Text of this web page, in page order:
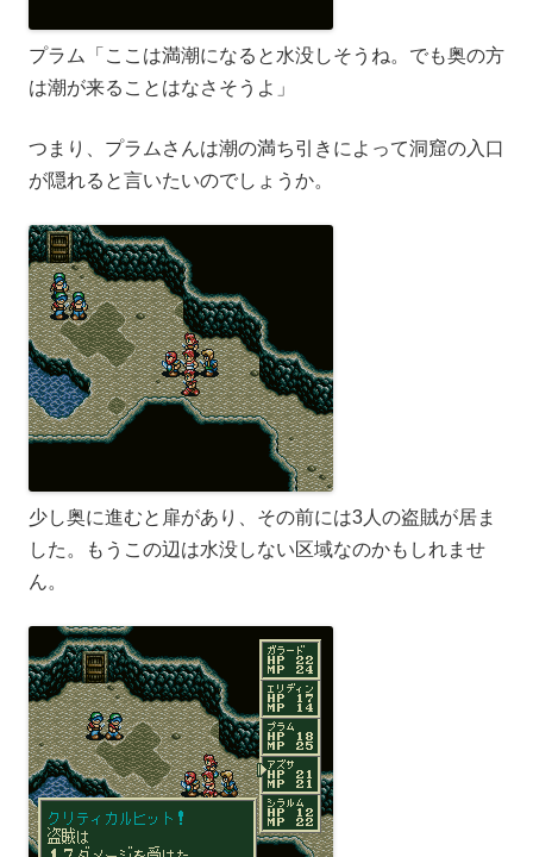
プラム「ここは満潮になると水没しそうね。でも奥の方
は潮が来ることはなさそうよ」
つまり、プラムさんは潮の満ち引きによって洞窟の入口
が隠れると言いたいのでしょうか。
少し奥に進むと扉があり、その前には3人の盗賊が居ま
した。もうこの辺は水没しない区域なのかもしれませ
ん。